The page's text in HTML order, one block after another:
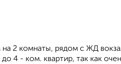
на 2 комнаты, рядом с ЖД
4 - ком. квартир, так как